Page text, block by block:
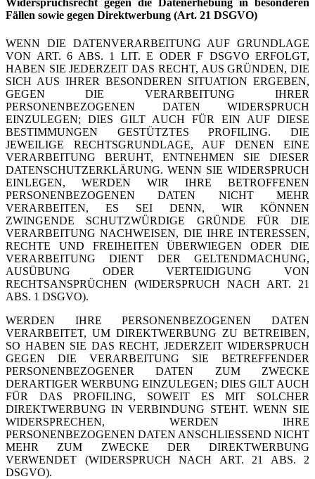
Widerspruchsrecht gegen die Datenerhebung in besonderen
Fällen sowie gegen Direktwerbung (Art. 21 DSGVO)
WENN DIE DATENVERARBEITUNG AUF GRUNDLAGE
VON ART. 6 ABS. 1 LIT. E ODER F DSGVO ERFOLGT,
HABEN SIE JEDERZEIT DAS RECHT, AUS GRÜNDEN, DIE
SICH AUS IHRER BESONDEREN SITUATION ERGEBEN,
GEGEN DIE VERARBEITUNG IHRER
PERSONENBEZOGENEN DATEN WIDERSPRUCH
EINZULEGEN; DIES GILT AUCH FÜR EIN AUF DIESE
BESTIMMUNGEN GESTÜTZTES PROFILING. DIE
JEWEILIGE RECHTSGRUNDLAGE, AUF DENEN EINE
VERARBEITUNG BERUHT, ENTNEHMEN SIE DIESER
DATENSCHUTZERKLÄRUNG. WENN SIE WIDERSPRUCH
EINLEGEN, WERDEN WIR IHRE BETROFFENEN
PERSONENBEZOGENEN DATEN NICHT MEHR
VERARBEITEN, ES SEI DENN, WIR KÖNNEN
ZWINGENDE SCHUTZWÜRDIGE GRÜNDE FÜR DIE
VERARBEITUNG NACHWEISEN, DIE IHRE INTERESSEN,
RECHTE UND FREIHEITEN ÜBERWIEGEN ODER DIE
VERARBEITUNG DIENT DER GELTENDMACHUNG,
AUSÜBUNG ODER VERTEIDIGUNG VON
RECHTSANSPRÜCHEN (WIDERSPRUCH NACH ART. 21
ABS. 1 DSGVO).
WERDEN IHRE PERSONENBEZOGENEN DATEN
VERARBEITET, UM DIREKTWERBUNG ZU BETREIBEN,
SO HABEN SIE DAS RECHT, JEDERZEIT WIDERSPRUCH
GEGEN DIE VERARBEITUNG SIE BETREFFENDER
PERSONENBEZOGENER DATEN ZUM ZWECKE
DERARTIGER WERBUNG EINZULEGEN; DIES GILT AUCH
FÜR DAS PROFILING, SOWEIT ES MIT SOLCHER
DIREKTWERBUNG IN VERBINDUNG STEHT. WENN SIE
WIDERSPRECHEN, WERDEN IHRE
PERSONENBEZOGENEN DATEN ANSCHLIESSEND NICHT
MEHR ZUM ZWECKE DER DIREKTWERBUNG
VERWENDET (WIDERSPRUCH NACH ART. 21 ABS. 2
DSGVO).